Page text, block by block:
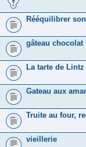
Rééquilibrer
gâteau chocolat
La tarte de Lintz
Gateau aux
Truite au four,
vieillerie